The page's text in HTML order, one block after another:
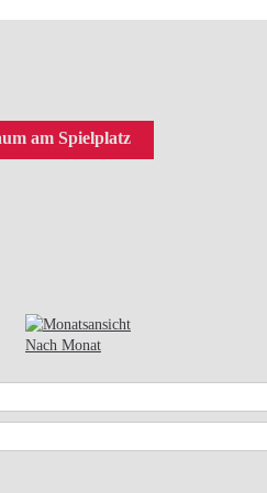
am Spielplatz
Nach Monat